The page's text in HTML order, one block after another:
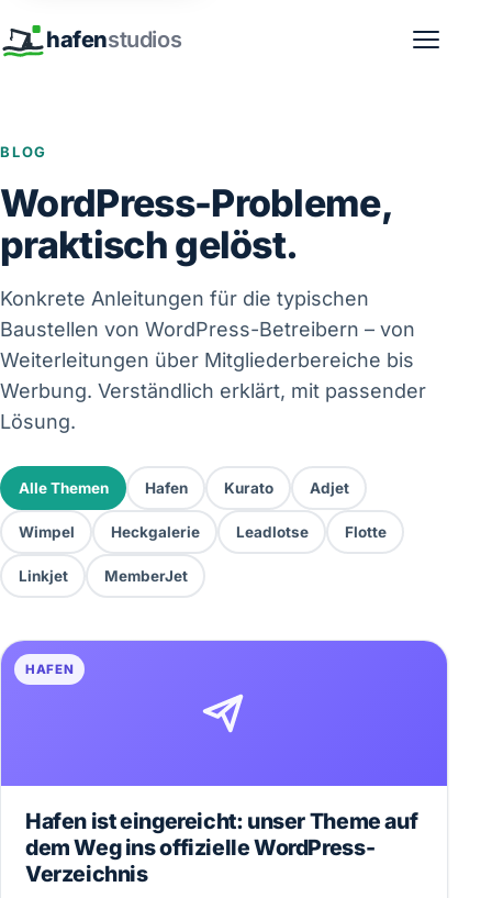
hafenstudios
BLOG
WordPress-Probleme,
praktisch gelöst.
Konkrete Anleitungen für die typischen
Baustellen von WordPress-Betreibern – von
Weiterleitungen über Mitgliederbereiche bis
Werbung. Verständlich erklärt, mit passender
Lösung.
Alle Themen Hafen Kurato Adjet
Wimpel Heckgalerie Leadlotse Flotte
Linkjet MemberJet
HAFEN
Hafen ist eingereicht: unser Theme auf
dem Weg ins offizielle WordPress-
Verzeichnis